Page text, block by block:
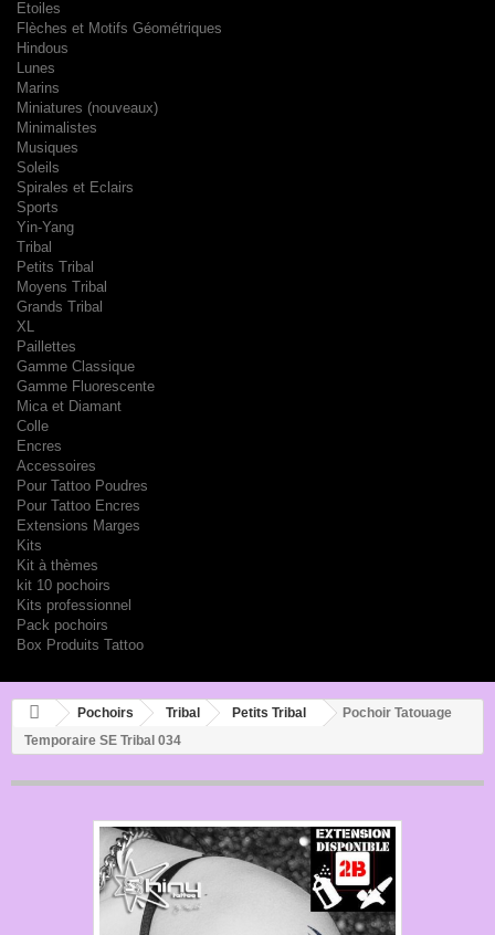
Etoiles
Flèches et Motifs Géométriques
Hindous
Lunes
Marins
Miniatures (nouveaux)
Minimalistes
Musiques
Soleils
Spirales et Eclairs
Sports
Yin-Yang
Tribal
Petits Tribal
Moyens Tribal
Grands Tribal
XL
Paillettes
Gamme Classique
Gamme Fluorescente
Mica et Diamant
Colle
Encres
Accessoires
Pour Tattoo Poudres
Pour Tattoo Encres
Extensions Marges
Kits
Kit à thèmes
kit 10 pochoirs
Kits professionnel
Pack pochoirs
Box Produits Tattoo
Pochoirs Tribal Petits Tribal
Pochoir Tatouage
Temporaire SE Tribal 034